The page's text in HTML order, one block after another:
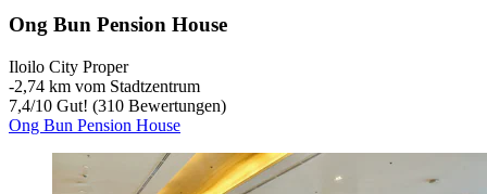
Ong Bun Pension House
Iloilo City Proper
‐2,74 km vom Stadtzentrum
7,4/10 Gut! (310 Bewertungen)
Ong Bun Pension House